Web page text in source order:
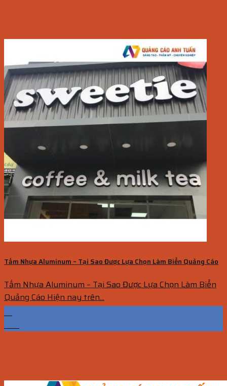
Tấm Nhựa Aluminum – Tại Sao Được Lựa Chọn Làm Biển Quảng Cáo
Tấm Nhựa Aluminum – Tại Sao Được Lựa Chọn Làm Biển
Quảng Cáo Hiện nay trên...
15
Th6